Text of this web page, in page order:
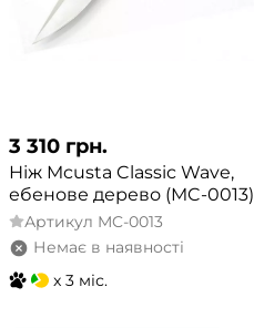
3 310 грн.
Ніж Mcusta Classic Wave,
ебенове дерево (MC-0013)
Артикул MC-0013
Немає в наявності
x 3 міс.